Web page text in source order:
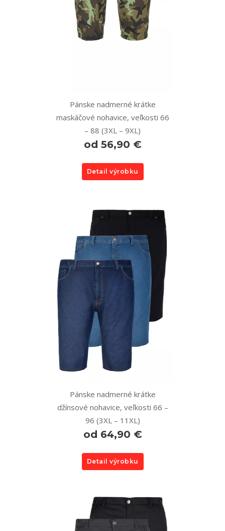
Pánske nadmerné krátke
maskáčové nohavice, veľkosti 66
– 88 (3XL – 9XL)
od 56,90 €
Detail výrobku
Pánske nadmerné krátke
džínsové nohavice, veľkosti 66 –
96 (3XL – 11XL)
od 64,90 €
Detail výrobku